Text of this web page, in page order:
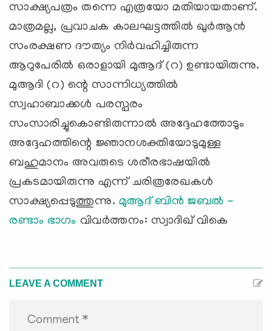
സാക്ഷ്യപത്രം തന്നെ എത്രയോ മതിയായതാണ്.
മാത്രമല്ല, പ്രവാചക കാലഘട്ടത്തില്‍ ഖുര്‍ആന്‍
സംരക്ഷണ ദൗത്യം നിര്‍വഹിച്ചിരുന്ന
ആറുപേരില്‍ ഒരാളായി മുആദ് (റ) ഉണ്ടായിരുന്നു.
മുആദി (റ) ന്റെ സാന്നിധ്യത്തില്‍
സ്വഹാബാക്കള്‍ പരസ്പരം
സംസാരിച്ചുകൊണ്ടിരുന്നാല്‍ അദ്ദേഹത്തോടും
അദ്ദേഹത്തിന്റെ ജ്ഞാനശക്തിയോടുമുള്ള
ബഹുമാനം അവരുടെ ശരീരഭാഷയില്‍
പ്രകടമായിരുന്നു എന്ന് ചരിത്രരേഖകള്‍
സാക്ഷ്യപ്പെടുത്തുന്നു. മുആദ് ബിന്‍ ജബല്‍ -
രണ്ടാം ഭാഗം വിവര്‍ത്തനം: സ്വാദിഖ് വികെ
LEAVE A COMMENT
Comment *